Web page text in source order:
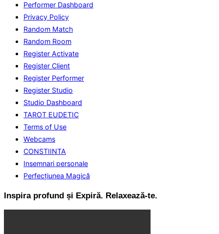
Performer Dashboard
Privacy Policy
Random Match
Random Room
Register Activate
Register Client
Register Performer
Register Studio
Studio Dashboard
TAROT EUDETIC
Terms of Use
Webcams
CONSTIINTA
Insemnari personale
Perfecţiunea Magică
Inspira profund și Expiră. Relaxează-te.